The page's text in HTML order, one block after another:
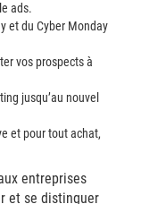
ads.
et du Cyber Monday
vos prospects à
jusqu’au nouvel
et pour tout achat,
entreprises
et se distinguer